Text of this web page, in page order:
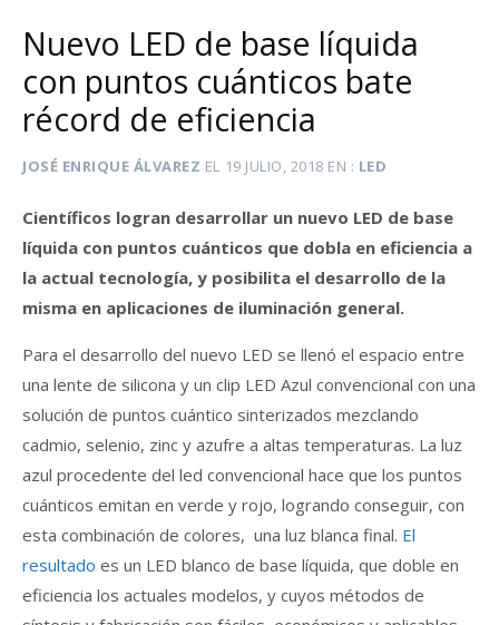
Nuevo LED de base líquida
con puntos cuánticos bate
récord de eficiencia
JOSÉ ENRIQUE ÁLVAREZ EL 19 JULIO, 2018 EN LED
Científicos logran desarrollar un nuevo LED de base
líquida con puntos cuánticos que dobla en eficiencia a
la actual tecnología, y posibilita el desarrollo de la
misma en aplicaciones de iluminación general.
Para el desarrollo del nuevo LED se llenó el espacio entre
una lente de silicona y un clip LED Azul convencional con una
solución de puntos cuántico sinterizados mezclando
cadmio, selenio, zinc y azufre a altas temperaturas. La luz
azul procedente del led convencional hace que los puntos
cuánticos emitan en verde y rojo, logrando conseguir, con
esta combinación de colores, una luz blanca final. El
resultado es un LED blanco de base líquida, que doble en
eficiencia los actuales modelos, y cuyos métodos de